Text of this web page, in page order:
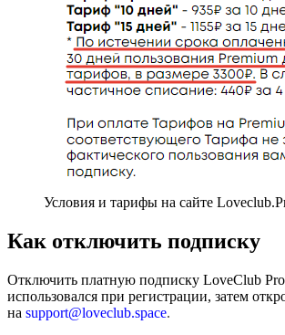
Условия и тарифы на сайте
Как отключить подписку
Отключить платную подписку LoveClub
использовался при регистрации, затем
на support@loveclub.space.